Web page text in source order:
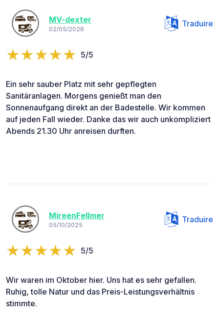
MV-dexter
02/05/2026
Traduire
5/5
Ein sehr sauber Platz mit sehr gepflegten
Sanitäranlagen. Morgens genießt man den
Sonnenaufgang direkt an der Badestelle. Wir kommen
auf jeden Fall wieder. Danke das wir auch unkompliziert
Abends 21.30 Uhr anreisen durften.
MireenFellmer
05/10/2025
Traduire
5/5
Wir waren im Oktober hier. Uns hat es sehr gefallen.
Ruhig, tolle Natur und das Preis-Leistungsverhältnis
stimmte.